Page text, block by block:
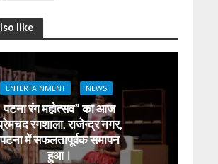
er
a n
er
dI
like
ENTERTAINMENT NEWS
पटना रंग महोत्सव” का आज
रंगशाला, राजेन्द्र नगर,
पटना में सफलतापूर्वक समापन
हुआ।